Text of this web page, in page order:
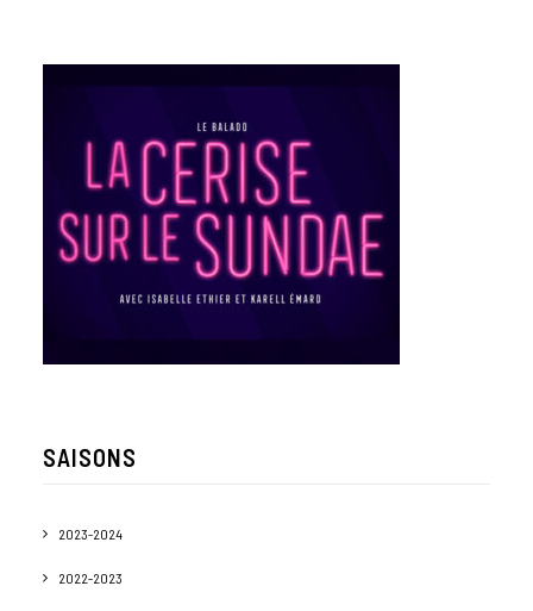
SAISONS
2023-2024
2022-2023